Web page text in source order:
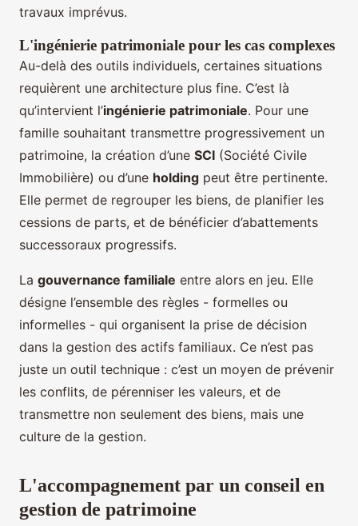
travaux imprévus.
L'ingénierie patrimoniale pour les cas complexes
Au-delà des outils individuels, certaines situations
requièrent une architecture plus fine. C’est là
qu’intervient l’ingénierie patrimoniale. Pour une
famille souhaitant transmettre progressivement un
patrimoine, la création d’une SCI (Société Civile
Immobilière) ou d’une holding peut être pertinente.
Elle permet de regrouper les biens, de planifier les
cessions de parts, et de bénéficier d’abattements
successoraux progressifs.
La gouvernance familiale entre alors en jeu. Elle
désigne l’ensemble des règles - formelles ou
informelles - qui organisent la prise de décision
dans la gestion des actifs familiaux. Ce n’est pas
juste un outil technique : c’est un moyen de prévenir
les conflits, de pérenniser les valeurs, et de
transmettre non seulement des biens, mais une
culture de la gestion.
L'accompagnement par un conseil en
gestion de patrimoine